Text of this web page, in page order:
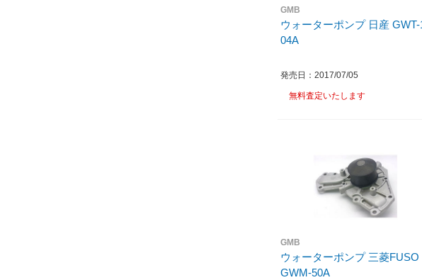
GMB
ウォーターポンプ 日産 GWT-
04A
発売日：2017/07/05
無料査定いたします
GMB
ウォーターポンプ 三菱FUSO
GWM-50A